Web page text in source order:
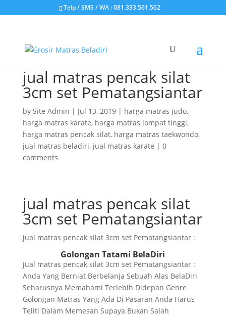
Telp / SMS / WA : 081.333.561.562
jual matras pencak silat
3cm set Pematangsiantar
by Site Admin | Jul 13, 2019| harga matras judo,
harga matras karate, harga matras lompat tinggi,
harga matras pencak silat, harga matras taekwondo,
jual matras beladiri, jual matras karate | 0
comments
jual matras pencak silat
3cm set Pematangsiantar
jual matras pencak silat 3cm set Pematangsiantar :
Golongan Tatami BelaDiri
jual matras pencak silat 3cm set Pematangsiantar :
Anda Yang Berniat Berbelanja Sebuah Alas BelaDiri
Seharusnya Memahami Terlebih Didepan Genre
Golongan Matras Yang Ada Di Pasaran Anda Harus
Teliti Dalam Memesan Supaya Bukan Salah